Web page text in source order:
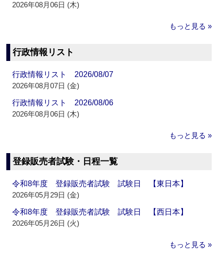
2026年08月06日 (木)
もっと見る »
行政情報リスト
行政情報リスト 2026/08/07
2026年08月07日 (金)
行政情報リスト 2026/08/06
2026年08月06日 (木)
もっと見る »
登録販売者試験・日程一覧
令和8年度 登録販売者試験 試験日 【東日本】
2026年05月29日 (金)
令和8年度 登録販売者試験 試験日 【西日本】
2026年05月26日 (火)
もっと見る »